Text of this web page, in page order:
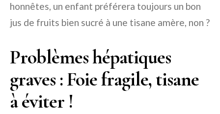
honnêtes, un enfant préférera toujours un bon
jus de fruits bien sucré à une tisane amère, non ?
Problèmes hépatiques
graves : Foie fragile, tisane
à éviter !